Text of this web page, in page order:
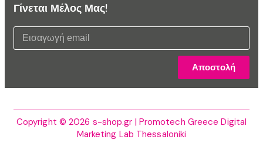
Γίνεται Μέλος Μας!
Αποστολή
Copyright © 2026 s-shop.gr | Promotech Greece Digital
Marketing Lab Thessaloniki